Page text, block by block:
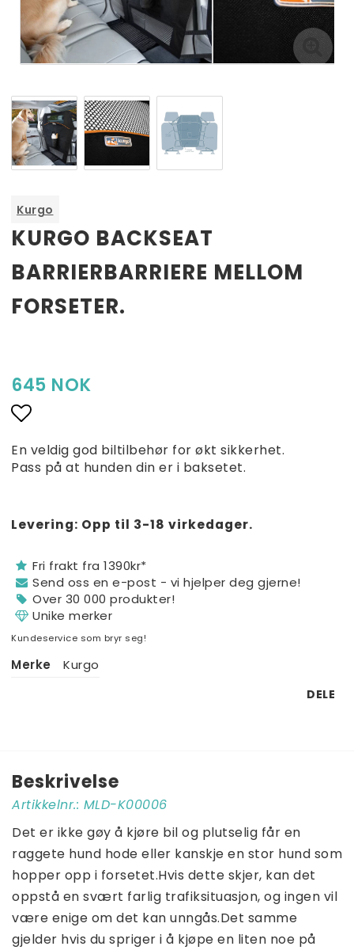
Horseware Elastisk halestropp - Flere størrelser
87,08 NOK
103,20 NOK
€10,30
€5,56
Kurgo
KURGO BACKSEAT
BARRIERBARRIERE MELLOM
FORSETER.
645 NOK
Add to list of favorites
En veldig god biltilbehør for økt sikkerhet.
Pass på at hunden din er i baksetet.
Levering: Opp til 3-18 virkedager.
Fri frakt fra 1390kr*
Send oss ​​en e-post - vi hjelper deg gjerne!
Over 30 000 produkter!
Unike merker
Kundeservice som bryr seg!
Merke Kurgo
DELE
Beskrivelse
Artikkelnr.: MLD-K00006
Det er ikke gøy å kjøre bil og plutselig får en
raggete hund hode eller kanskje en stor hund som
hopper opp i forsetet.Hvis dette skjer, kan det
oppstå en svært farlig trafiksituasjon, og ingen vil
være enige om det kan unngås.Det samme
gjelder hvis du spriger i å kjøpe en liten noe på